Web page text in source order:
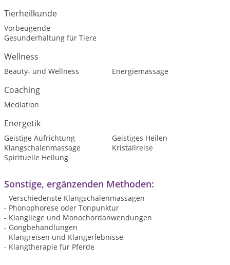
Tierheilkunde
Vorbeugende
Gesunderhaltung für Tiere
Wellness
Beauty- und Wellness Energiemassage
Coaching
Mediation
Energetik
Geistige Aufrichtung
Geistiges Heilen
Klangschalenmassage
Kristallreise
Spirituelle Heilung
Sonstige, ergänzenden Methoden:
- Verschiedenste Klangschalenmassagen
- Phonophorese oder Tonpunktur
- Klangliege und Monochordanwendungen
- Gongbehandlungen
- Klangreisen und Klangerlebnisse
- Klangtherapie für Pferde